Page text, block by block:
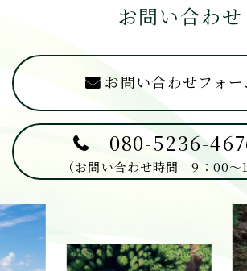
お問い合わせ
お問い合わせフォ
080-5236-
（お問い合わせ時間 9：00～